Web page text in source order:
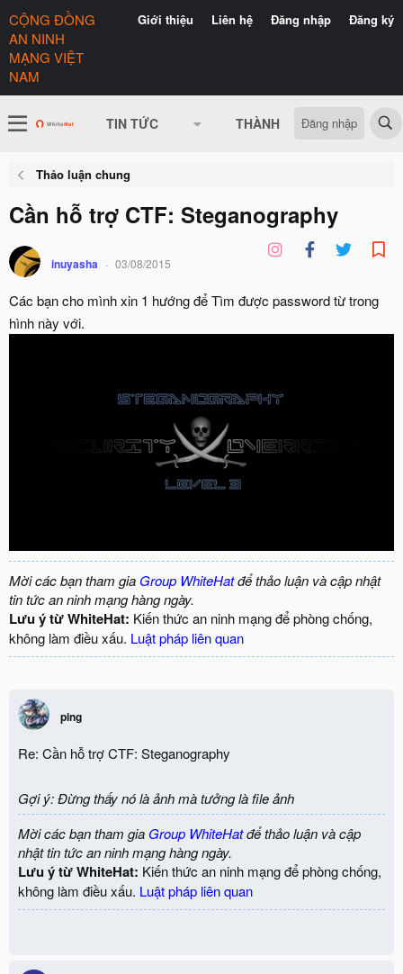
Giới thiệu Liên hệ Đăng nhập Đăng ký
CỘNG ĐỒNG
AN NINH
MẠNG VIỆT
NAM
TIN TỨC THÀNH VIÊN CÓ GÌ
Đăng nhập
Thảo luận chung
Cần hỗ trợ CTF: Steganography
inuyasha 03/08/2015
Các bạn cho mình xin 1 hướng để Tìm được password từ trong
hình này với.
Mời các bạn tham gia Group WhiteHatđể thảo luận và cập nhật
tin tức an ninh mạng hàng ngày.
Lưu ý từ WhiteHat: Kiến thức an ninh mạng để phòng chống,
không làm điều xấu. Luật pháp liên quan
ping
Re: Cần hỗ trợ CTF: Steganography
Gợi ý: Đừng thấy nó là ảnh mà tưởng là file ảnh
Mời các bạn tham gia Group WhiteHatđể thảo luận và cập
nhật tin tức an ninh mạng hàng ngày.
Lưu ý từ WhiteHat: Kiến thức an ninh mạng để phòng chống,
không làm điều xấu. Luật pháp liên quan